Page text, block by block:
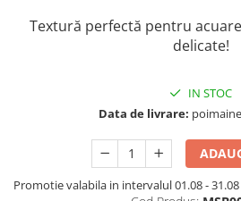
Șevalete
Textură perfectă pentru
delicate!
IN STOC
Data de livrare:
Promotie valabila in intervalul 01.08 -